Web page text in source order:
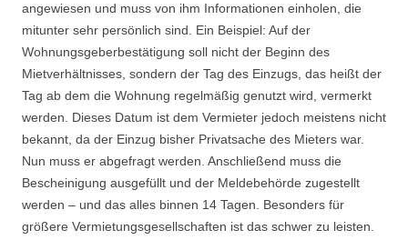
angewiesen und muss von ihm Informationen einholen, die
mitunter sehr persönlich sind. Ein Beispiel: Auf der
Wohnungsgeberbestätigung soll nicht der Beginn des
Mietverhältnisses, sondern der Tag des Einzugs, das heißt der
Tag ab dem die Wohnung regelmäßig genutzt wird, vermerkt
werden. Dieses Datum ist dem Vermieter jedoch meistens nicht
bekannt, da der Einzug bisher Privatsache des Mieters war.
Nun muss er abgefragt werden. Anschließend muss die
Bescheinigung ausgefüllt und der Meldebehörde zugestellt
werden – und das alles binnen 14 Tagen. Besonders für
größere Vermietungsgesellschaften ist das schwer zu leisten.